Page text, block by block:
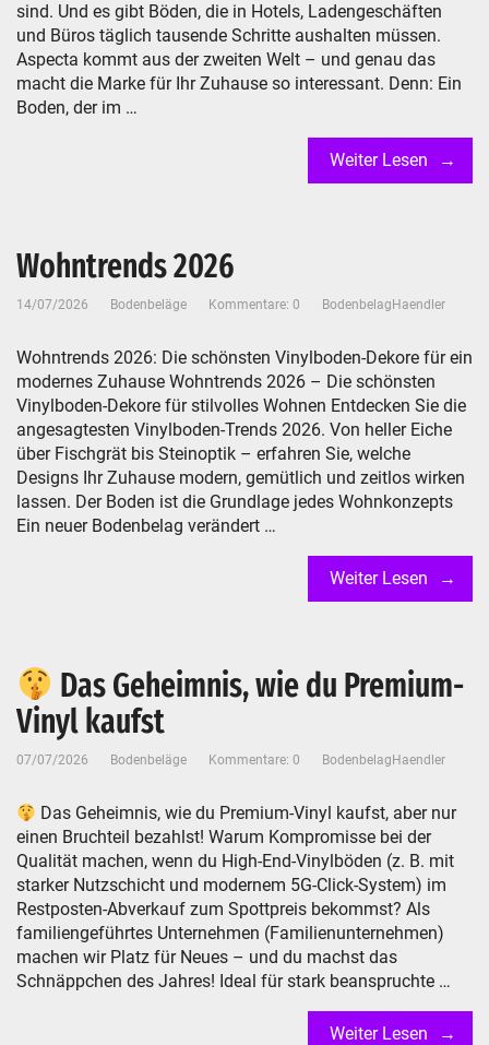
sind. Und es gibt Böden, die in Hotels, Ladengeschäften
und Büros täglich tausende Schritte aushalten müssen.
Aspecta kommt aus der zweiten Welt – und genau das
macht die Marke für Ihr Zuhause so interessant. Denn: Ein
Boden, der im …
Weiter Lesen
Wohntrends 2026
14/07/2026 Bodenbeläge Kommentare: 0 BodenbelagHaendler
Wohntrends 2026: Die schönsten Vinylboden-Dekore für ein
modernes Zuhause Wohntrends 2026 – Die schönsten
Vinylboden-Dekore für stilvolles Wohnen Entdecken Sie die
angesagtesten Vinylboden-Trends 2026. Von heller Eiche
über Fischgrät bis Steinoptik – erfahren Sie, welche
Designs Ihr Zuhause modern, gemütlich und zeitlos wirken
lassen. Der Boden ist die Grundlage jedes Wohnkonzepts
Ein neuer Bodenbelag verändert …
Weiter Lesen
Das Geheimnis, wie du Premium-
Vinyl kaufst
07/07/2026 Bodenbeläge Kommentare: 0 BodenbelagHaendler
Das Geheimnis, wie du Premium-Vinyl kaufst, aber nur
einen Bruchteil bezahlst! Warum Kompromisse bei der
Qualität machen, wenn du High-End-Vinylböden (z. B. mit
starker Nutzschicht und modernem 5G-Click-System) im
Restposten-Abverkauf zum Spottpreis bekommst? Als
familiengeführtes Unternehmen (Familienunternehmen)
machen wir Platz für Neues – und du machst das
Schnäppchen des Jahres! Ideal für stark beanspruchte …
Weiter Lesen